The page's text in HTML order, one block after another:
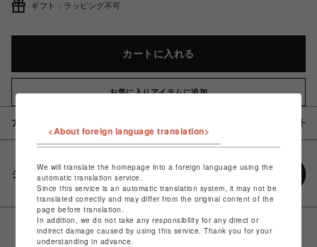
ギフト：ラッピング不可
カートに入れる
お気に入りアイテムに追加
アイテム説明 / 素材
シェアする
<About foreign language translation>
We will translate the homepage into a foreign language using the
automatic translation service.
Since this service is an automatic translation system, it may not be
translated correctly and may differ from the original content of the
page before translation.
In addition, we do not take any responsibility for any direct or
indirect damage caused by using this service. Thank you for your
understanding in advance.